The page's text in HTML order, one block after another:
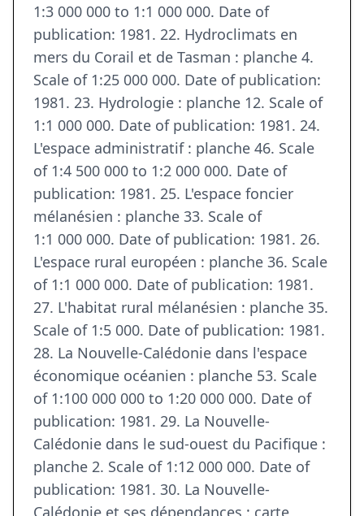
1:3 000 000 to 1:1 000 000. Date of
publication: 1981. 22. Hydroclimats en
mers du Corail et de Tasman : planche 4.
Scale of 1:25 000 000. Date of publication:
1981. 23. Hydrologie : planche 12. Scale of
1:1 000 000. Date of publication: 1981. 24.
L'espace administratif : planche 46. Scale
of 1:4 500 000 to 1:2 000 000. Date of
publication: 1981. 25. L'espace foncier
mélanésien : planche 33. Scale of
1:1 000 000. Date of publication: 1981. 26.
L'espace rural européen : planche 36. Scale
of 1:1 000 000. Date of publication: 1981.
27. L'habitat rural mélanésien : planche 35.
Scale of 1:5 000. Date of publication: 1981.
28. La Nouvelle-Calédonie dans l'espace
économique océanien : planche 53. Scale
of 1:100 000 000 to 1:20 000 000. Date of
publication: 1981. 29. La Nouvelle-
Calédonie dans le sud-ouest du Pacifique :
planche 2. Scale of 1:12 000 000. Date of
publication: 1981. 30. La Nouvelle-